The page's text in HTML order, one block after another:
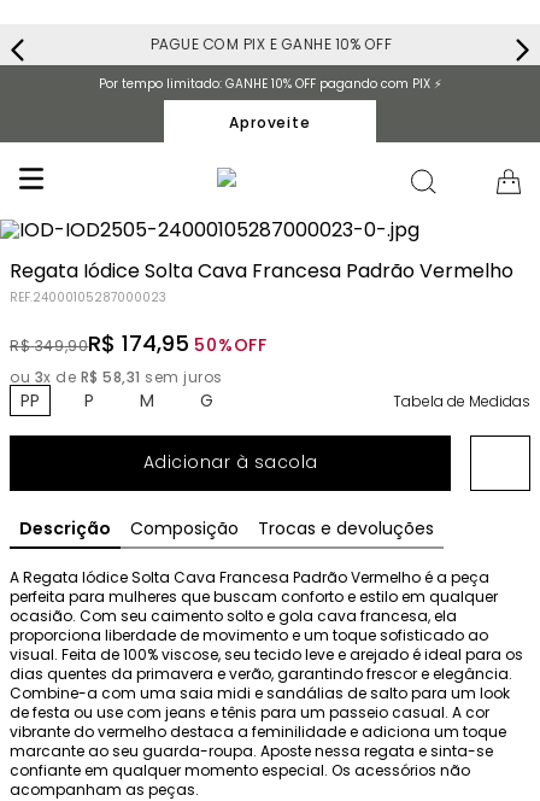
PAGUE COM PIX E GANHE 10% OFF
Por tempo limitado: GANHE 10% OFF pagando com PIX ⚡️
Aproveite
Regata Iódice Solta Cava Francesa Padrão Vermelho
REF.24000105287000023
R$ 349,90R$ 174,95 50%OFF
ou 3x de R$ 58,31 sem juros
PP P M G Tabela de Medidas
Adicionar à sacola
Descrição Composição Trocas e devoluções
A Regata Iódice Solta Cava Francesa Padrão Vermelho é a peça
perfeita para mulheres que buscam conforto e estilo em qualquer
ocasião. Com seu caimento solto e gola cava francesa, ela
proporciona liberdade de movimento e um toque sofisticado ao
visual. Feita de 100% viscose, seu tecido leve e arejado é ideal para os
dias quentes da primavera e verão, garantindo frescor e elegância.
Combine-a com uma saia midi e sandálias de salto para um look
de festa ou use com jeans e tênis para um passeio casual. A cor
vibrante do vermelho destaca a feminilidade e adiciona um toque
marcante ao seu guarda-roupa. Aposte nessa regata e sinta-se
confiante em qualquer momento especial. Os acessórios não
acompanham as peças.